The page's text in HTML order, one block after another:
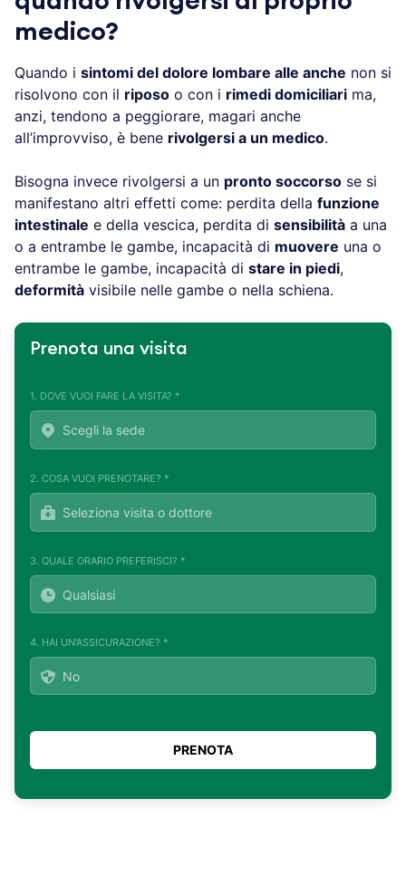
medico?
Quando i sintomi del dolore lombare alle anche non si
risolvono con il riposo o con i rimedi domiciliari ma,
anzi, tendono a peggiorare, magari anche
all’improvviso, è bene rivolgersi a un medico.
Bisogna invece rivolgersi a un pronto soccorso se si
manifestano altri effetti come: perdita della funzione
intestinale e della vescica, perdita di sensibilità a una
o a entrambe le gambe, incapacità di muovere una o
entrambe le gambe, incapacità di stare in piedi,
deformità visibile nelle gambe o nella schiena.
Prenota una visita
1. DOVE VUOI FARE LA VISITA? *
2. COSA VUOI PRENOTARE? *
3. QUALE ORARIO PREFERISCI? *
4. HAI UN'ASSICURAZIONE? *